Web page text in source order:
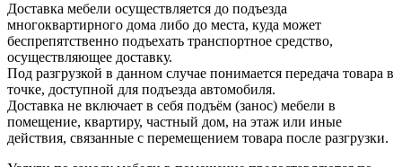
Доставка мебели осуществляется до подъезда
многоквартирного дома либо до места, куда может
беспрепятственно подъехать транспортное средство,
осуществляющее доставку.
Под разгрузкой в данном случае понимается передача товара в
точке, доступной для подъезда автомобиля.
Доставка не включает в себя подъём (занос) мебели в
помещение, квартиру, частный дом, на этаж или иные
действия, связанные с перемещением товара после разгрузки.